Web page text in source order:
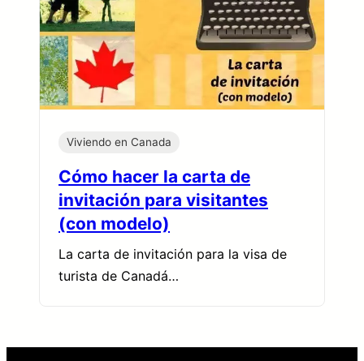
Viviendo en Canada
Cómo hacer la carta de
invitación para visitantes
(con modelo)
La carta de invitación para la visa de
turista de Canadá…